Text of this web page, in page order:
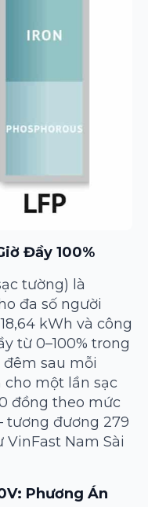
Đầy 100%
tường) là
đa số người
kWh và công
từ 0–100% trong
sau mỗi
cho một lần sạc
đồng theo mức
tương đương 279
Nam Sài
Phương Án